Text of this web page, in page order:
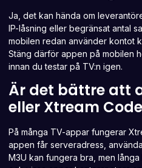
Ja, det kan hända om
IP-låsning eller begränsat antal
mobilen redan använder kontot
Stäng därför appen på mobilen
innan du testar på TV:n igen.
Är det bättre att
eller Xtream
På många TV-appar fungerar
appen får serveradress,
M3U kan fungera bra, men